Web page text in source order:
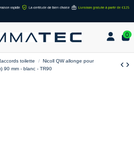
0
toilette
Nicoll QW allonge pour
90 mm - blanc - TR90